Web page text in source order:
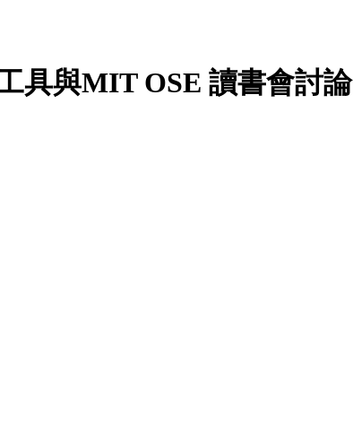
具與MIT OSE 讀書會討論